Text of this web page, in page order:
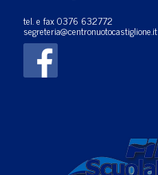
tel. e fax 0376 632772
segreteria@centronuotocastiglione.it